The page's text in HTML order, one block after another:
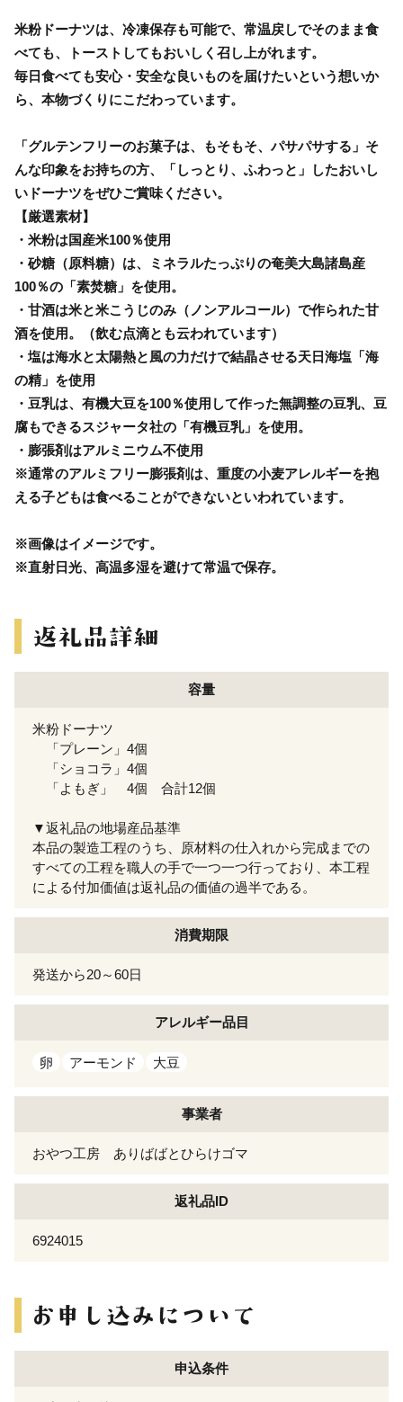
米粉ドーナツは、冷凍保存も可能で、常温戻しでそのまま食
べても、トーストしてもおいしく召し上がれます。
毎日食べても安心・安全な良いものを届けたいという想いか
ら、本物づくりにこだわっています。
「グルテンフリーのお菓子は、もそもそ、パサパサする」そ
んな印象をお持ちの方、「しっとり、ふわっと」したおいし
いドーナツをぜひご賞味ください。
【厳選素材】
・米粉は国産米100％使用
・砂糖（原料糖）は、ミネラルたっぷりの奄美大島諸島産
100％の「素焚糖」を使用。
・甘酒は米と米こうじのみ（ノンアルコール）で作られた甘
酒を使用。（飲む点滴とも云われています）
・塩は海水と太陽熱と風の力だけで結晶させる天日海塩「海
の精」を使用
・豆乳は、有機大豆を100％使用して作った無調整の豆乳、豆
腐もできるスジャータ社の「有機豆乳」を使用。
・膨張剤はアルミニウム不使用
※通常のアルミフリー膨張剤は、重度の小麦アレルギーを抱
える子どもは食べることができないといわれています。
※画像はイメージです。
※直射日光、高温多湿を避けて常温で保存。
容量
米粉ドーナツ
「プレーン」4個
「ショコラ」4個
「よもぎ」 4個 合計12個
▼返礼品の地場産品基準
本品の製造工程のうち、原材料の仕入れから完成までの
すべての工程を職人の手で一つ一つ行っており、本工程
による付加価値は返礼品の価値の過半である。
消費期限
発送から20～60日
アレルギー品目
卵 アーモンド 大豆
事業者
おやつ工房 ありばばとひらけゴマ
返礼品ID
6924015
申込条件